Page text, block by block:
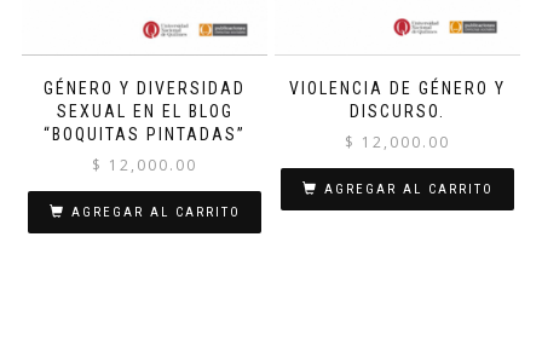
GÉNERO Y DIVERSIDAD
SEXUAL EN EL BLOG
“BOQUITAS PINTADAS”
$ 12,000.00
AGREGAR AL CARRITO
VIOLENCIA DE GÉNERO Y
DISCURSO.
$ 12,000.00
AGREGAR AL CARRITO